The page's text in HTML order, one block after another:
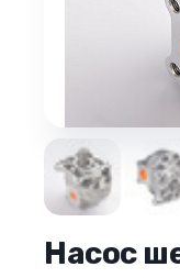
Насос